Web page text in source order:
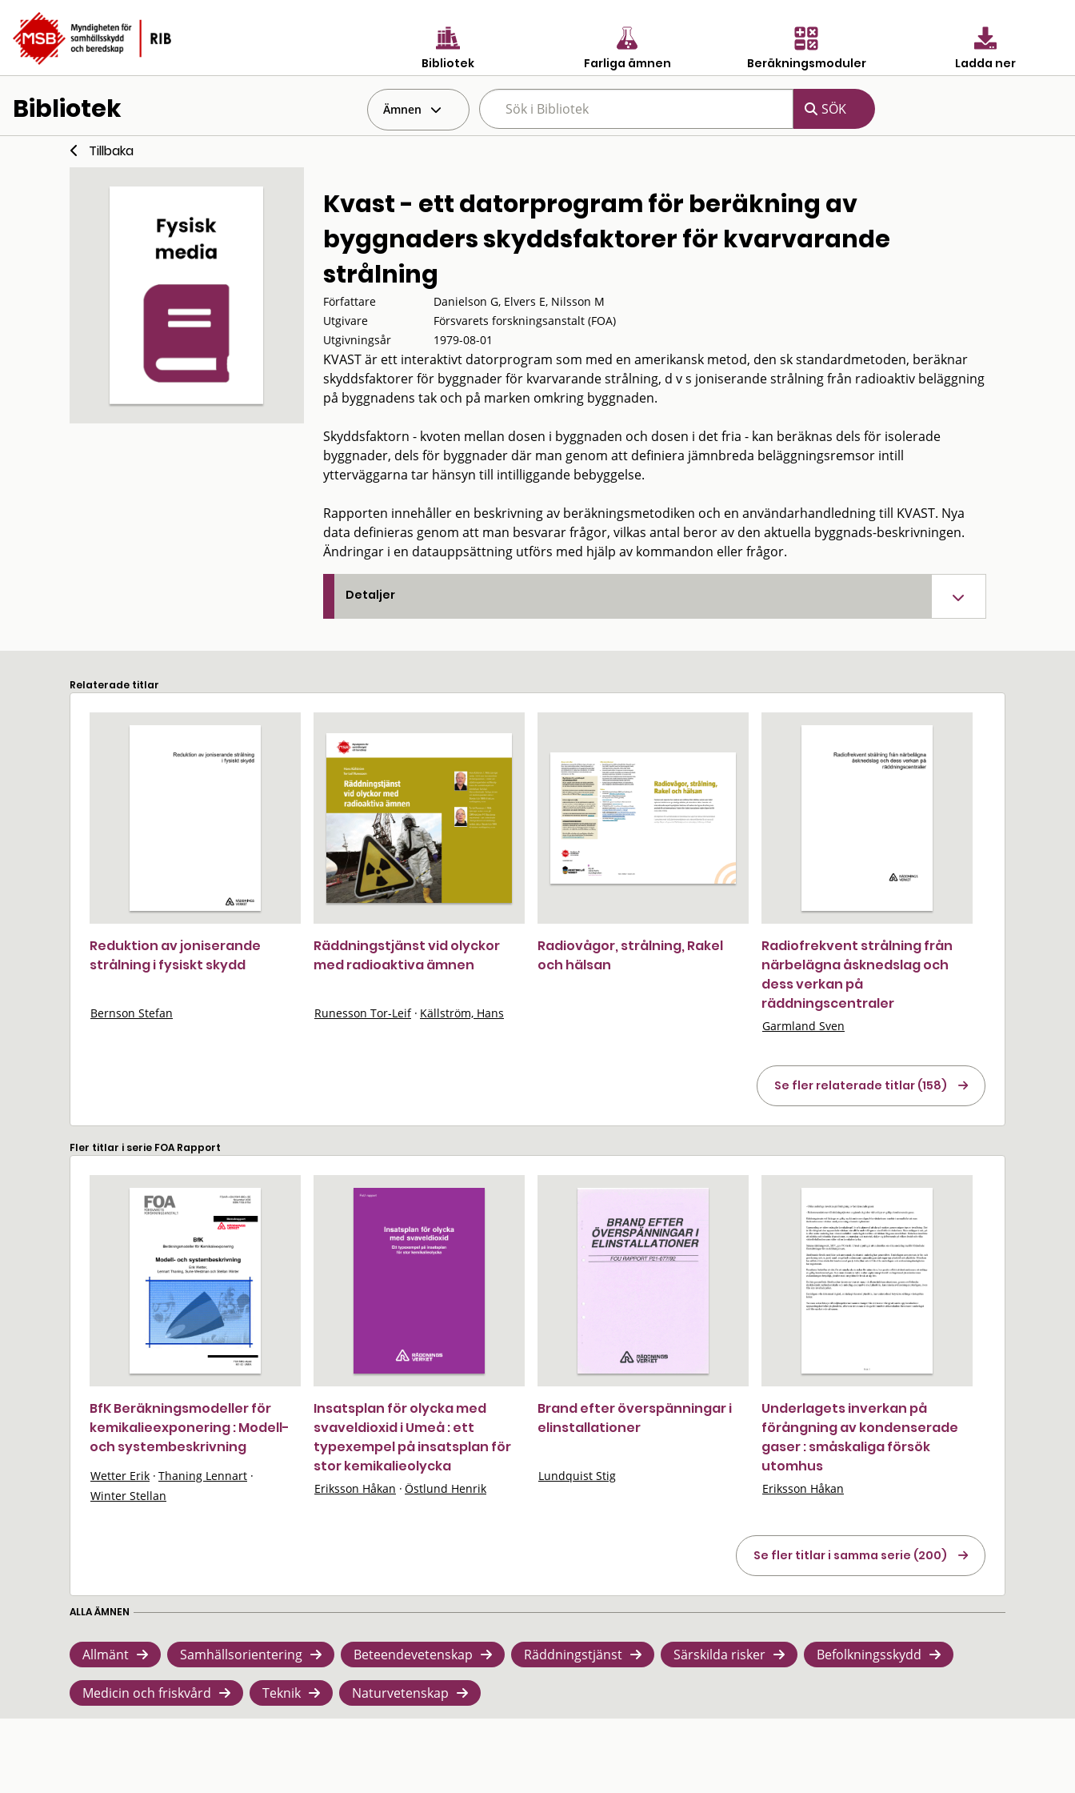
Bibliotek Farliga ämnen Beräkningsmoduler Ladda ner
Bibliotek Ämnen
Tillbaka
Kvast - ett datorprogram för beräkning av
byggnaders skyddsfaktorer för kvarvarande
strålning
Författare
Danielson G, Elvers E, Nilsson M
Utgivare
Försvarets forskningsanstalt (FOA)
Utgivningsår
1979-08-01
KVAST är ett interaktivt datorprogram som med en amerikansk metod, den sk standardmetoden, beräknar
skyddsfaktorer för byggnader för kvarvarande strålning, d v s joniserande strålning från radioaktiv beläggning
på byggnadens tak och på marken omkring byggnaden.
Skyddsfaktorn - kvoten mellan dosen i byggnaden och dosen i det fria - kan beräknas dels för isolerade
byggnader, dels för byggnader där man genom att definiera jämnbreda beläggningsremsor intill
ytterväggarna tar hänsyn till intilliggande bebyggelse.
Rapporten innehåller en beskrivning av beräkningsmetodiken och en användarhandledning till KVAST. Nya
data definieras genom att man besvarar frågor, vilkas antal beror av den aktuella byggnads-beskrivningen.
Ändringar i en datauppsättning utförs med hjälp av kommandon eller frågor.
Detaljer
Relaterade titlar
Reduktion av joniserande
strålning i fysiskt skydd
Bernson Stefan
Räddningstjänst vid olyckor
med radioaktiva ämnen
Runesson Tor-Leif · Källström, Hans
Radiovågor, strålning, Rakel
och hälsan
Radiofrekvent strålning från
närbelägna åsknedslag och
dess verkan på
räddningscentraler
Garmland Sven
Se fler relaterade titlar (158)
Fler titlar i serie FOA Rapport
BfK Beräkningsmodeller för
kemikalieexponering : Modell-
och systembeskrivning
Wetter Erik · Thaning Lennart ·
Winter Stellan
Insatsplan för olycka med
svaveldioxid i Umeå : ett
typexempel på insatsplan för
stor kemikalieolycka
Eriksson Håkan · Östlund Henrik
Brand efter överspänningar i
elinstallationer
Lundquist Stig
Underlagets inverkan på
förångning av kondenserade
gaser : småskaliga försök
utomhus
Eriksson Håkan
Se fler titlar i samma serie (200)
ALLA ÄMNEN
Allmänt Samhällsorientering Beteendevetenskap Räddningstjänst Särskilda risker Befolkningsskydd
Medicin och friskvård Teknik Naturvetenskap